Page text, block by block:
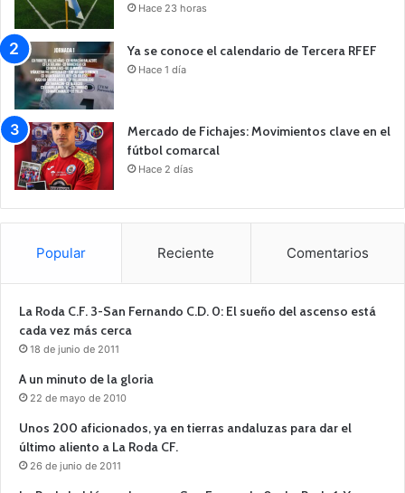
Hace 23 horas
Ya se conoce el calendario de Tercera RFEF
Hace 1 día
Mercado de Fichajes: Movimientos clave en el
fútbol comarcal
Hace 2 días
Popular Reciente Comentarios
La Roda C.F. 3-San Fernando C.D. 0: El sueño del ascenso está
cada vez más cerca
18 de junio de 2011
A un minuto de la gloria
22 de mayo de 2010
Unos 200 aficionados, ya en tierras andaluzas para dar el
último aliento a La Roda CF.
26 de junio de 2011